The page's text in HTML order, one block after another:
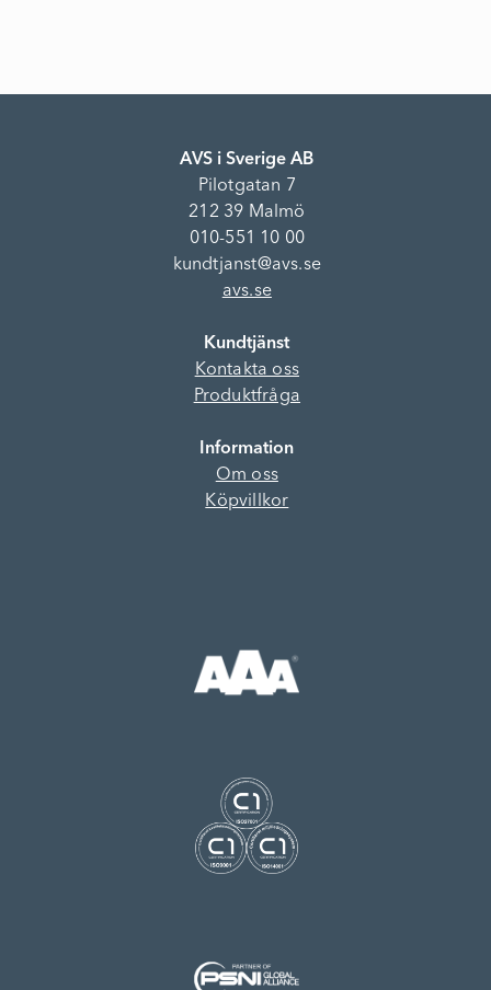
AVS i Sverige AB
Pilotgatan 7
212 39 Malmö
010-551 10 00
kundtjanst@avs.se
avs.se
Kundtjänst
Kontakta oss
Produktfråga
Information
Om oss
Köpvillkor